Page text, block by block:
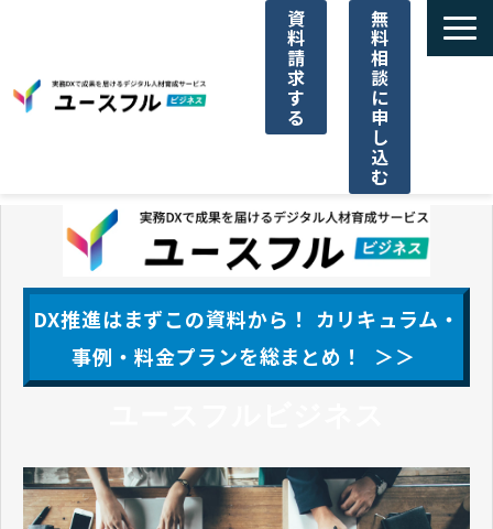
資
料
請
求
す
る
無
料
相
談
に
申
し
込
む
サービス一覧
選ばれる理由
ご利用料金
パートナー代理店
DX推進はまずこの資料から！ カリキュラム・
事例・料金プランを総まとめ！ ＞＞